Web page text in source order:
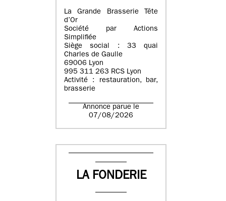
La Grande Brasserie Tête
d’Or
Société par Actions
Simplifiée
Siège social : 33 quai
Charles de Gaulle
69006 Lyon
995 311 263 RCS Lyon
Activité : restauration, bar,
brasserie
Annonce parue le
07/08/2026
LA FONDERIE